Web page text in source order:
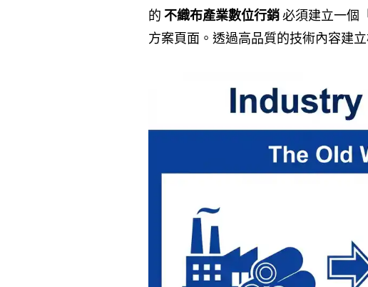
的不織布產業數位行銷必須建立一個
方案頁面。透過高品質的技術內容建